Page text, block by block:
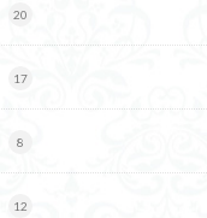
20
17
8
12